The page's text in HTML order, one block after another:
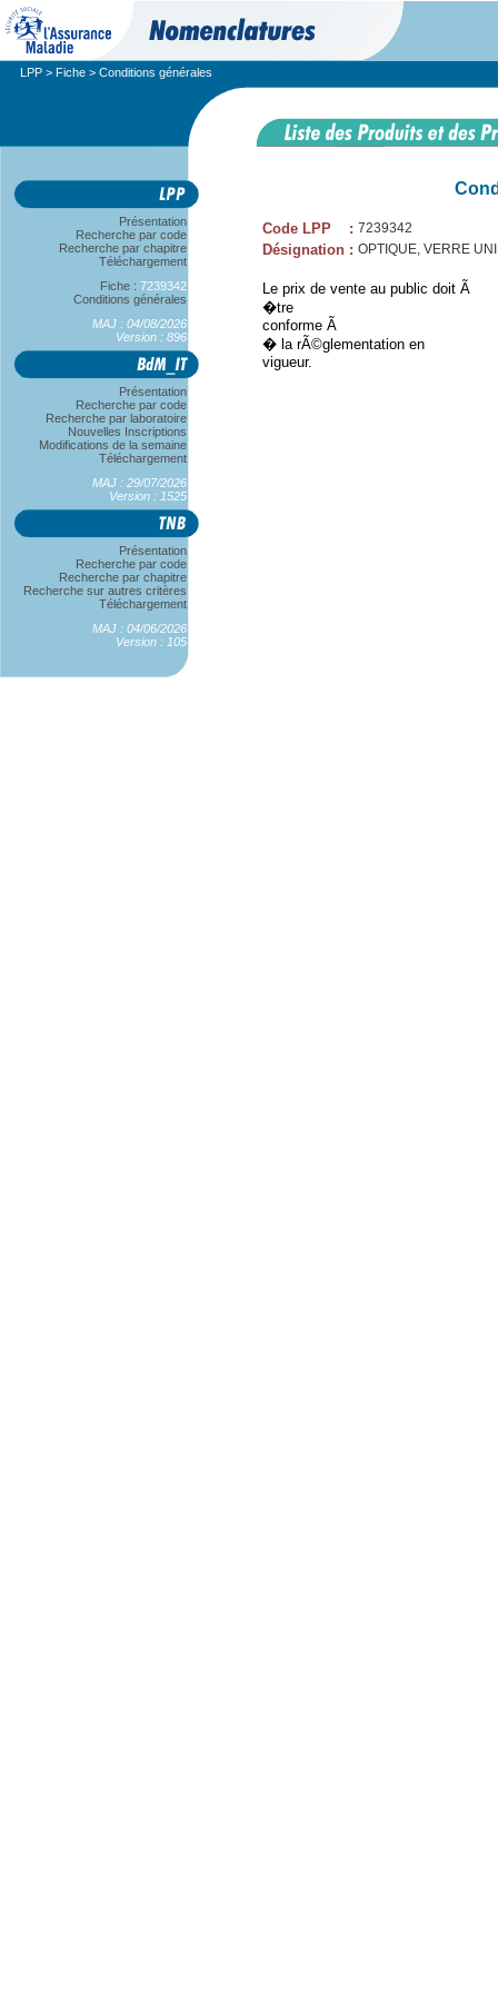
LPP > Fiche > Conditions générales
Présentation
Recherche par code
Recherche par chapitre
Téléchargement
Fiche : 7239342
Conditions générales
MAJ : 04/08/2026
Version : 896
Présentation
Recherche par code
Recherche par laboratoire
Nouvelles Inscriptions
Modifications de la semaine
Téléchargement
MAJ : 29/07/2026
Version : 1525
Présentation
Recherche par code
Recherche par chapitre
Recherche sur autres critères
Téléchargement
MAJ : 04/06/2026
Version : 105
Code LPP : 7239342
Désignation : OPTIQUE, VERRE
Le prix de vente au public doit Ã
�tre
conforme Ã
� la rÃ©glementation en
vigueur.